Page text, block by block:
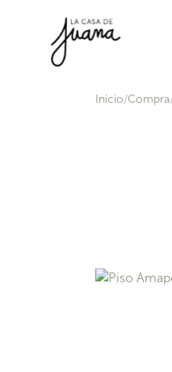
Inicio Compra